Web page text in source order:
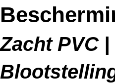
Zacht PVC